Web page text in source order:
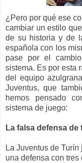
¿Pero por qué ese
cambiar un estilo
de su historia y de
española con los
pase por el
sistema. Es por esta
del equipo
Juventus, que
hemos pensado
sistema de juego:
La falsa defensa de
La Juventus de
una defensa con